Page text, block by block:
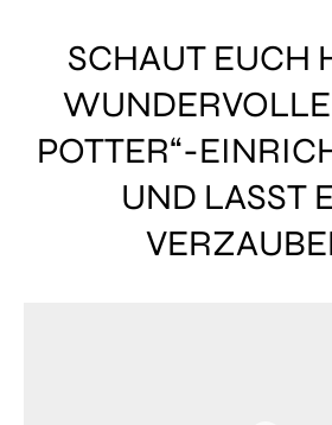
SCHAUT EUCH
POTTER“-
UND LASST